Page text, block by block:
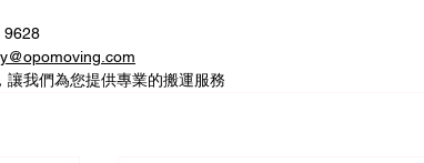
9628
讓我們為您提供專業的搬運服務